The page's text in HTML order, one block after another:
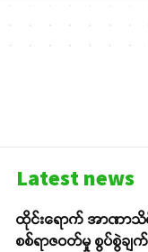
Latest news
ထိုင်းရောက် အာဏာသိ
စစ်ရာဇဝတ်မှု စွပ်စွဲချက်